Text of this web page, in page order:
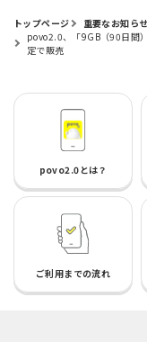
トップページ
重要なお知ら
povo2.0、「9GB（90日間
定で販売
povo2.0とは？
ご利用までの流れ